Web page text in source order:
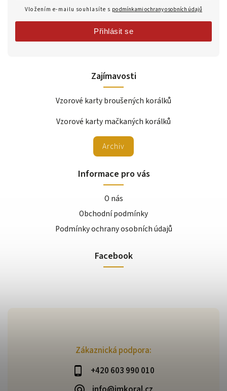
Zákaznická podpora:
+420 603 990 010
Zajímavosti
Vzorové karty broušených korálků
Vzorové karty mačkaných korálků
Archiv
Vložením e-mailu souhlasíte s podmínkami ochrany osobních údajů
Přihlásit se
Informace pro vás
O nás
Obchodní podmínky
Podmínky ochrany osobních údajů
Facebook